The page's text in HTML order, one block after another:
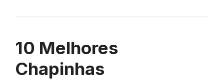
10 Melhores
Chapinhas